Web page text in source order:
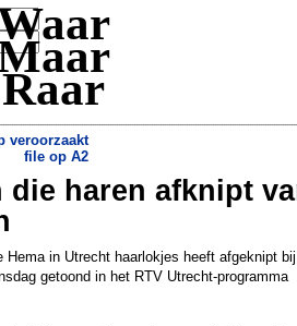
Raar
veroorzaakt
file op A2
Zes treintrajecten spoorboekloos in
2028»
die haren afknipt
Hema in Utrecht haarlokjes heeft afgeknipt bij
getoond in het RTV Utrecht-programma